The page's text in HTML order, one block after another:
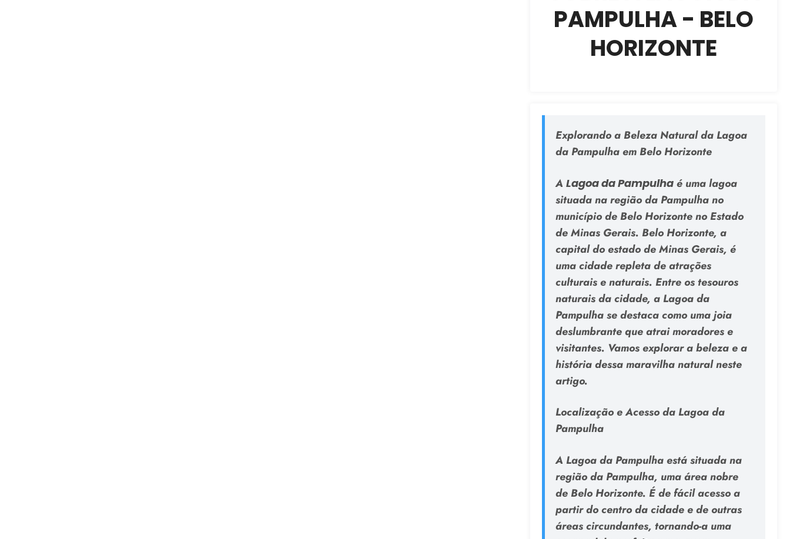
PAMPULHA - BELO
HORIZONTE
Explorando a Beleza Natural da Lagoa
da Pampulha em Belo Horizonte
ALagoa da Pampulha é uma lagoa
situada na região da Pampulha no
município de Belo Horizonte no Estado
de Minas Gerais. Belo Horizonte, a
capital do estado de Minas Gerais, é
uma cidade repleta de atrações
culturais e naturais. Entre os tesouros
naturais da cidade, a Lagoa da
Pampulha se destaca como uma joia
deslumbrante que atrai moradores e
visitantes. Vamos explorar a beleza e a
história dessa maravilha natural neste
artigo.
Localização e Acesso da Lagoa da
Pampulha
A Lagoa da Pampulha está situada na
região da Pampulha, uma área nobre
de Belo Horizonte. É de fácil acesso a
partir do centro da cidade e de outras
áreas circundantes, tornando-a uma